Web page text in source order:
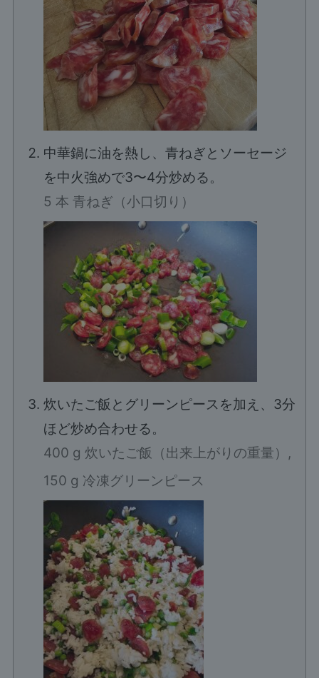
中華鍋に油を熱し、青ねぎとソーセージ
を中火強めで3〜4分炒める。
5 本 青ねぎ（小口切り）
炊いたご飯とグリーンピースを加え、3分
ほど炒め合わせる。
400 g 炊いたご飯（出来上がりの重量）,
150 g 冷凍グリーンピース